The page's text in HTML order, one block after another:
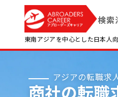
検索
東南アジアを中心とした日本人
アジアの転職求
商社の転職